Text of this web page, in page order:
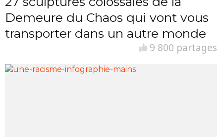
Demeure du Chaos qui vont vous
transporter dans un autre monde
9 800 partages